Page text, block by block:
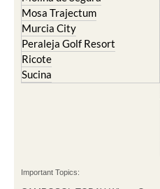
Mosa Trajectum
Murcia City
Peraleja Golf Resort
Ricote
Sucina
Important Topics: